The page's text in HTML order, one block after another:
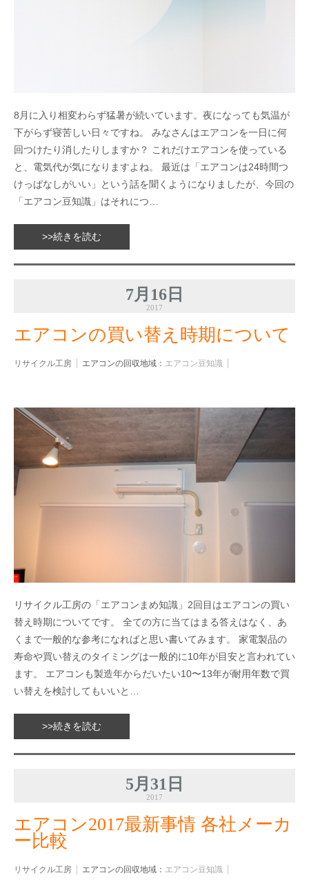
8月に入り相変わらず猛暑が続いています。夜になっても気温が
下がらず寝苦しい日々ですね。 みなさんはエアコンを一日に何
回つけたり消したりしますか？ これだけエアコンを使っている
と、電気代が気になりますよね。 最近は「エアコンは24時間つ
けっぱなしがいい」という話を聞くようになりましたが、今回の
「エアコン豆知識」はそれにつ…
>>続きを読む
7月16日
2017
エアコンの買い替え時期について
リサイクル工房 エアコンの回収地域： エアコン豆知識
リサイクル工房の「エアコンまめ知識」2回目はエアコンの買い
替え時期についてです。 全ての方に当てはまる答えはなく、あ
くまで一般的な参考になればと思い書いてみます。 家電製品の
寿命や買い替えのタイミングは一般的に10年が目安と言われてい
ます。 エアコンも製造年からだいたい10〜13年が耐用年数で買
い替えを検討してもいいと…
>>続きを読む
5月31日
2017
エアコン2017最新事情 各社メーカ
ー比較
リサイクル工房 エアコンの回収地域： エアコン豆知識